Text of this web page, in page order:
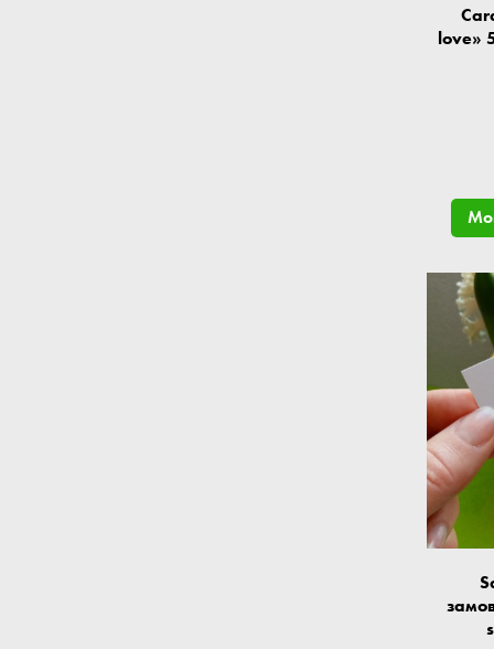
love»